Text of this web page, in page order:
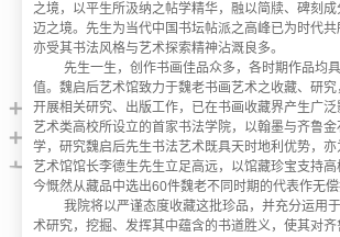
之境，以平生所汲纳之帖学精华，融以简牍、碑刻
迈之境。先生为当代中国书坛帖派之高峰已为时代
亦受其书法风格与艺术探索精神沾溉良多。
先生一生，创作书画佳品众多，各时期作品均
值。魏启后艺术馆致力于魏老书画艺术之收藏、研
开展相关研究、出版工作，已在书画收藏界产生广
艺术类高校所设立的首家书法学院，以翰墨与齐鲁
学，研究魏启后先生书法艺术既具天时地利优势，
艺术馆馆长李德生先生立足高远，以馆藏珍宝支持高
今慨然从藏品中选出60件魏老不同时期的代表作无偿
我院将以严谨态度收藏这批珍品，并充分运用
术研究，挖掘、发挥其中蕴含的书道胜义，使其对